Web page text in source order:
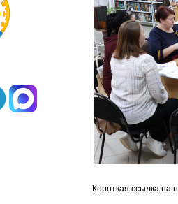
Короткая ссылка на